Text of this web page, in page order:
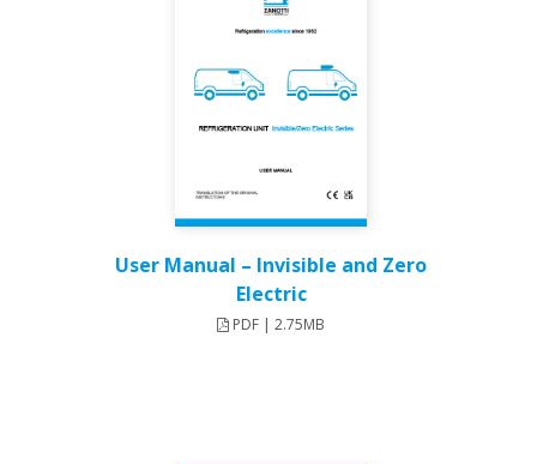
User Manual – Invisible and Zero
Electric​
PDF | 2.75MB